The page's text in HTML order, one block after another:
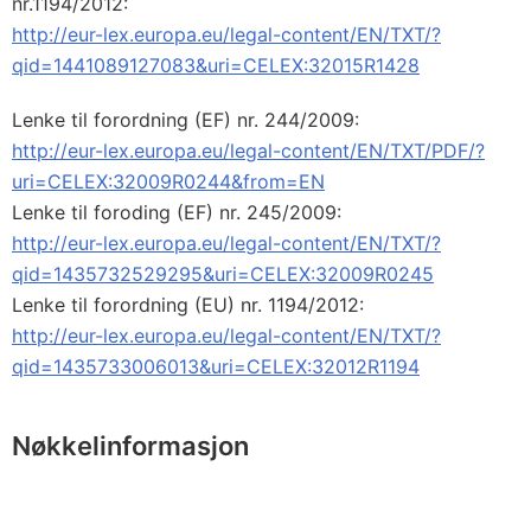
http://eur-lex.europa.eu/legal-content/EN/TXT/?
qid=1441089127083&uri=CELEX:32015R1428
Lenke til forordning (EF) nr. 244/2009:
http://eur-lex.europa.eu/legal-content/EN/TXT/PDF/?
uri=CELEX:32009R0244&from=EN
Lenke til foroding (EF) nr. 245/2009:
http://eur-lex.europa.eu/legal-content/EN/TXT/?
qid=1435732529295&uri=CELEX:32009R0245
Lenke til forordning (EU) nr. 1194/2012:
http://eur-lex.europa.eu/legal-content/EN/TXT/?
qid=1435733006013&uri=CELEX:32012R1194
Nøkkelinformasjon